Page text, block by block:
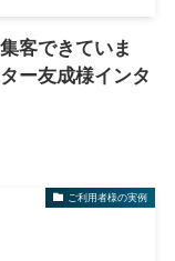
客できていま
ー友成様インタ
ご利用者様の実例